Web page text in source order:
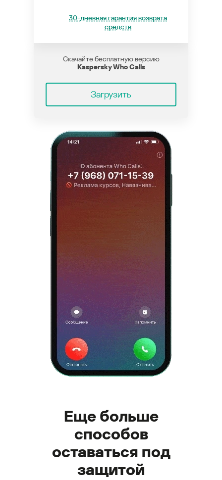
30-дневная гарантия возврата
средств
Скачайте бесплатную версию
Kaspersky Who Calls
Загрузить
Еще больше
способов
оставаться под
защитой